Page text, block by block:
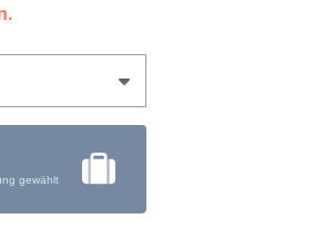
gewählt